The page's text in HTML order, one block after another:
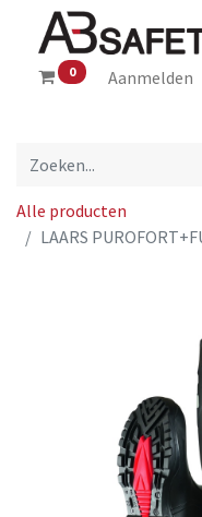
0 Aanmelden
Alle producten
LAARS